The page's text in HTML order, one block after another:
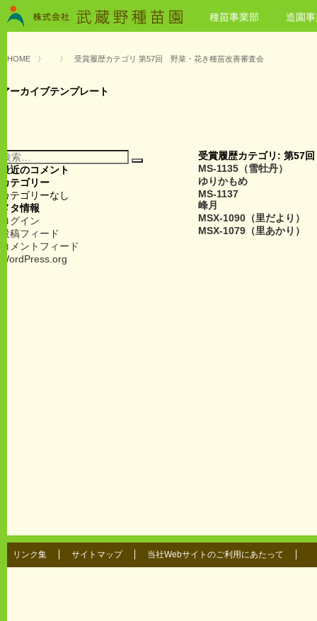
種苗事業部 造園
HOME 〉 〉 受賞履歴カテゴリ 第57回 野菜・花き種苗改善審査会
アーカイブテンプレート
受賞履歴カテゴリ: 第57
MS-1135（雪牡丹）
ゆりかもめ
MS-1137
峰月
MSX-1090（里だより）
MSX-1079（里あかり）
検
索:
検
最近のコメント
カテゴリー
カテゴリーなし
メタ情報
ログイン
投稿フィード
コメントフィード
WordPress.org
リンク集 サイトマップ 当社Webサイトのご利用にあたって